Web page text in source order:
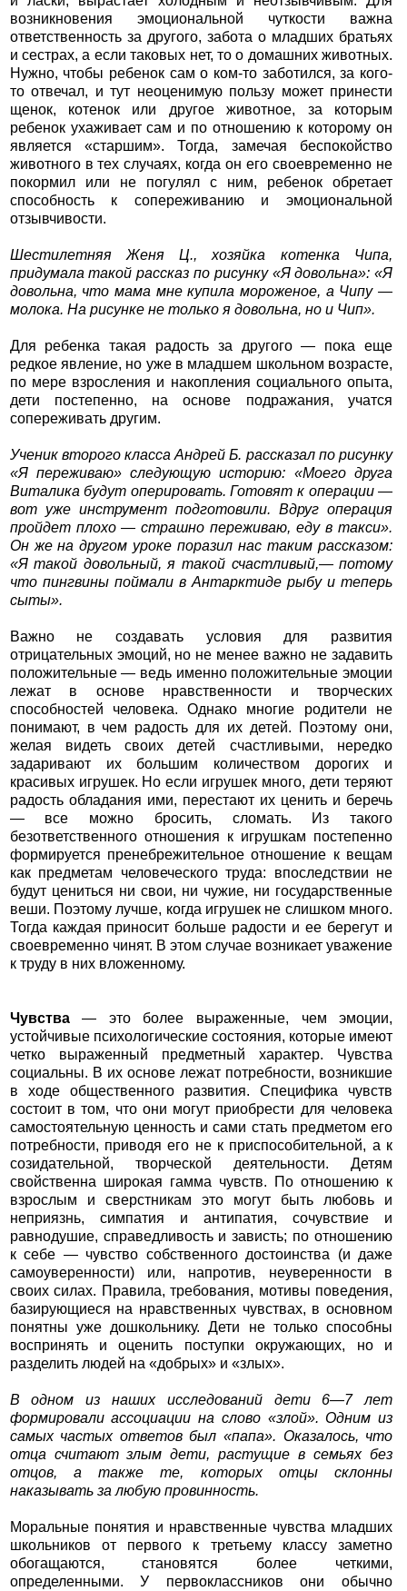
возникновения эмоциональной чуткости важна
ответственность за другого, забота о младших братьях
и сестрах, а если таковых нет, то о домашних животных.
Нужно, чтобы ребенок сам о ком-то заботился, за кого-
то отвечал, и тут неоценимую пользу может принести
щенок, котенок или другое животное, за которым
ребенок ухаживает сам и по отношению к которому он
является «старшим». Тогда, замечая беспокойство
животного в тех случаях, когда он его своевременно не
покормил или не погулял с ним, ребенок обретает
способность к сопереживанию и эмоциональной
отзывчивости.
Шестилетняя Женя Ц., хозяйка котенка Чипа,
придумала такой рассказ по рисунку «Я довольна»: «Я
довольна, что мама мне купила мороженое, а Чипу —
молока. На рисунке не только я довольна, но и Чип».
Для ребенка такая радость за другого — пока еще
редкое явление, но уже в младшем школьном возрасте,
по мере взросления и накопления социального опыта,
дети постепенно, на основе подражания, учатся
сопереживать другим.
Ученик второго класса Андрей Б. рассказал по рисунку
«Я переживаю» следующую историю: «Моего друга
Виталика будут оперировать. Готовят к операции —
вот уже инструмент подготовили. Вдруг операция
пройдет плохо — страшно переживаю, еду в такси».
Он же на другом уроке поразил нас таким рассказом:
«Я такой довольный, я такой счастливый,— потому
что пингвины поймали в Антарктиде рыбу и теперь
сыты».
Важно не создавать условия для развития
отрицательных эмоций, но не менее важно не задавить
положительные — ведь именно положительные эмоции
лежат в основе нравственности и творческих
способностей человека. Однако многие родители не
понимают, в чем радость для их детей. Поэтому они,
желая видеть своих детей счастливыми, нередко
задаривают их большим количеством дорогих и
красивых игрушек. Но если игрушек много, дети теряют
радость обладания ими, перестают их ценить и беречь
— все можно бросить, сломать. Из такого
безответственного отношения к игрушкам постепенно
формируется пренебрежительное отношение к вещам
как предметам человеческого труда: впоследствии не
будут цениться ни свои, ни чужие, ни государственные
веши. Поэтому лучше, когда игрушек не слишком много.
Тогда каждая приносит больше радости и ее берегут и
своевременно чинят. В этом случае возникает уважение
к труду в них вложенному.
Чувства— это более выраженные, чем эмоции,
устойчивые психологические состояния, которые имеют
четко выраженный предметный характер. Чувства
социальны. В их основе лежат потребности, возникшие
в ходе общественного развития. Специфика чувств
состоит в том, что они могут приобрести для человека
самостоятельную ценность и сами стать предметом его
потребности, приводя его не к приспособительной, а к
созидательной, творческой деятельности. Детям
свойственна широкая гамма чувств. По отношению к
взрослым и сверстникам это могут быть любовь и
неприязнь, симпатия и антипатия, сочувствие и
равнодушие, справедливость и зависть; по отношению
к себе — чувство собственного достоинства (и даже
самоуверенности) или, напротив, неуверенности в
своих силах. Правила, требования, мотивы поведения,
базирующиеся на нравственных чувствах, в основном
понятны уже дошкольнику. Дети не только способны
воспринять и оценить поступки окружающих, но и
разделить людей на «добрых» и «злых».
В одном из наших исследований дети 6—7 лет
формировали ассоциации на слово «злой». Одним из
самых частых ответов был «папа». Оказалось, что
отца считают злым дети, растущие в семьях без
отцов, а также те, которых отцы склонны
наказывать за любую провинность.
Моральные понятия и нравственные чувства младших
школьников от первого к третьему классу заметно
обогащаются, становятся более четкими,
определенными. У первоклассников они обычно